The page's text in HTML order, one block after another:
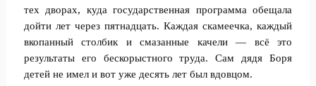
тех дворах, куда государственная программа обещала
дойти лет через пятнадцать. Каждая скамеечка, каждый
вкопанный столбик и смазанные качели — всё это
результаты его бескорыстного труда. Сам дядя Боря
детей не имел и вот уже десять лет был вдовцом.